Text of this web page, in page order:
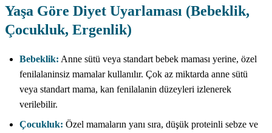
Yaşa Göre Diyet Uyarlaması (Bebeklik,
Çocukluk, Ergenlik)
Bebeklik: Anne sütü veya standart bebek maması yerine, özel
fenilalaninsiz mamalar kullanılır. Çok az miktarda anne sütü
veya standart mama, kan fenilalanin düzeyleri izlenerek
verilebilir.
Çocukluk: Özel mamaların yanı sıra, düşük proteinli sebze ve